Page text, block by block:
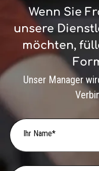
Wenn Sie
unsere
möchten,
Unser Manager
Ihr Name*